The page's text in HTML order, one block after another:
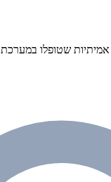
אמיתיות שטופלו במערכת